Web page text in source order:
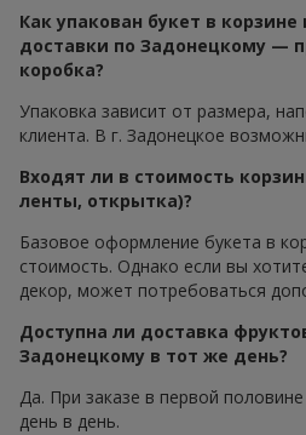
Как упакован букет в
доставки по Задонецкому —
коробка?
Упаковка зависит от размера,
клиента. В г. Задонецкое
Входят ли в стоимость
ленты, открытка)?
Базовое оформление букета в
стоимость. Однако если вы
декор, может потребоваться
Доступна ли доставка
Задонецкому в тот же день?
Да. При заказе в первой
день в день.